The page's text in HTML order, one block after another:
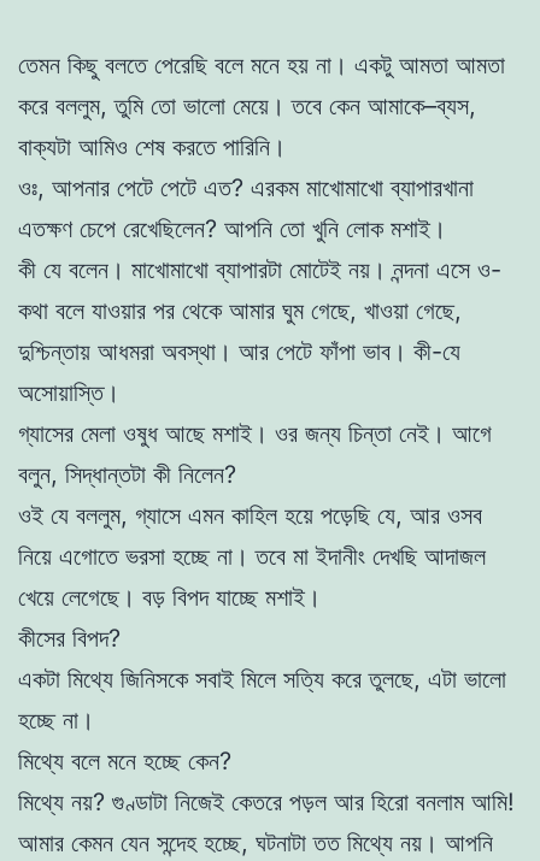
তেমন কিছু বলতে পেরেছি বলে মনে হয় না। একটু আমতা আমতা
করে বললুম, তুমি তো ভালো মেয়ে। তবে কেন আমাকে–ব্যস,
বাক্যটা আমিও শেষ করতে পারিনি।
ওঃ, আপনার পেটে পেটে এত? এরকম মাখোমাখো ব্যাপারখানা
এতক্ষণ চেপে রেখেছিলেন? আপনি তো খুনি লোক মশাই।
কী যে বলেন। মাখোমাখো ব্যাপারটা মোটেই নয়। নন্দনা এসে ও-
কথা বলে যাওয়ার পর থেকে আমার ঘুম গেছে, খাওয়া গেছে,
দুশ্চিন্তায় আধমরা অবস্থা। আর পেটে ফাঁপা ভাব। কী-যে
অসোয়াস্তি।
গ্যাসের মেলা ওষুধ আছে মশাই। ওর জন্য চিন্তা নেই। আগে
বলুন, সিদ্ধান্তটা কী নিলেন?
ওই যে বললুম, গ্যাসে এমন কাহিল হয়ে পড়েছি যে, আর ওসব
নিয়ে এগোতে ভরসা হচ্ছে না। তবে মা ইদানীং দেখছি আদাজল
খেয়ে লেগেছে। বড় বিপদ যাচ্ছে মশাই।
কীসের বিপদ?
একটা মিথ্যে জিনিসকে সবাই মিলে সত্যি করে তুলছে, এটা ভালো
হচ্ছে না।
মিথ্যে বলে মনে হচ্ছে কেন?
মিথ্যে নয়? গুণ্ডাটা নিজেই কেতরে পড়ল আর হিরো বনলাম আমি!
আমার কেমন যেন সন্দেহ হচ্ছে, ঘটনাটা তত মিথ্যে নয়। আপনি